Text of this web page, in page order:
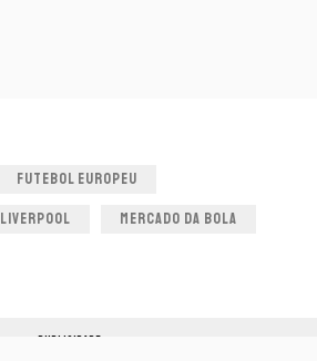
FUTEBOL EUROPEU
LIVERPOOL MERCADO DA BOLA
PUBLICIDADE